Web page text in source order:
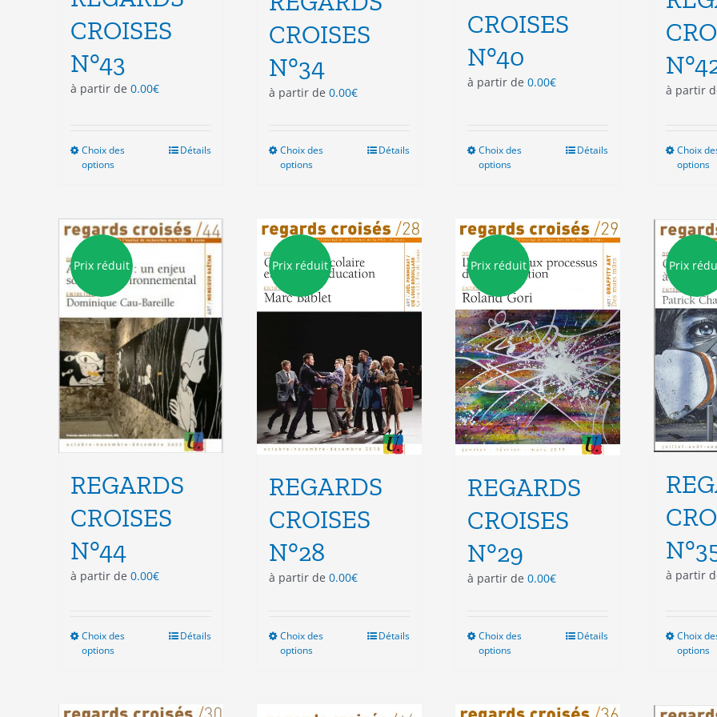
CROISES
N°43
à partir de 0.00€
Choix des
options
variations.
Les
peuvent
choisies
sur
la
page
du
produit
Détails
CROISES
N°34
à partir de 0.00€
Choix des
options
variations.
Les
options
peuvent
choisies
page
du
produit
Détails
CROISES
N°40
à partir de 0.00€
Choix des
options
variations.
Les
peuvent
choisies
sur
la
page
du
produit
Détails
à partir
Choix
options
Prix réduit
REGARDS
CROISES
N°44
à partir de 0.00€
Choix des
options
variations.
Détails
Prix réduit
REGARDS
CROISES
N°28
à partir de 0.00€
Choix des
options
Détails
Prix réduit
REGARDS
CROISES
N°29
à partir de 0.00€
Choix des
options
variations.
Détails
Prix
à partir
Choix
options